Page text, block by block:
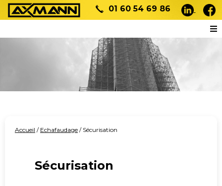
01 60 54 69 86
Accueil / Echafaudage / Sécurisation
Sécurisation